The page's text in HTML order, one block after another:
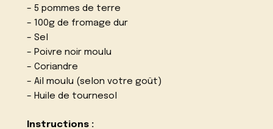
– 5 pommes de terre
– 100g de fromage dur
– Sel
– Poivre noir moulu
– Coriandre
– Ail moulu (selon votre goût)
– Huile de tournesol
Instructions :